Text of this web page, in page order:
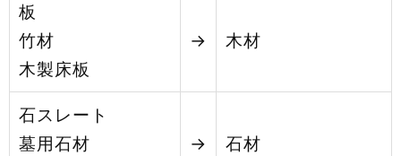
板
竹材
木製床板
→ 木材
石スレート
墓用石材
→ 石材